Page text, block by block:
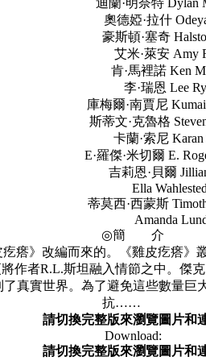
迪蘭·明奈特 Dylan
奧德婭·拉什 Odeya
豪斯頓·塞奇 Halston
艾米·萊安 Amy
肯·馬裡諾 Ken
李·瑞恩 Lee
庫梅爾·南賈尼 Kumail
斯蒂文·克魯格 Steven
卡蘭·索尼 Karan
E·羅傑·米切爾 E. Roger
吉莉恩·貝爾 Jillian
Ella
蒂莫西·西蒙斯 Timothy
Amanda
◎簡 介
》改編而來的。《雞皮疙瘩》
作者R.L.斯坦融入情節之中。傑
真實世界。為了避免這些數量
抗……
請切換完整版來瀏覽圖片和
Download:
請切換完整版來瀏覽圖片和